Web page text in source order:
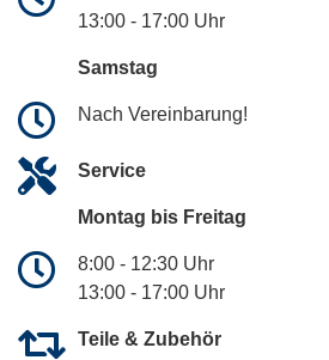
13:00 - 17:00 Uhr
Samstag
Nach Vereinbarung!
Service
Montag bis Freitag
8:00 - 12:30 Uhr
13:00 - 17:00 Uhr
Teile & Zubehör